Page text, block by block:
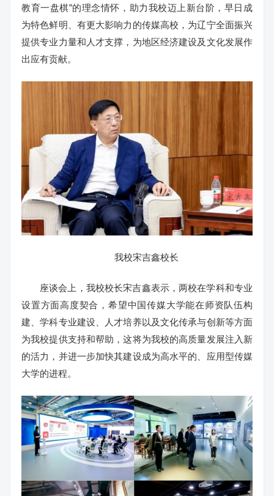
教育一盘棋”的理念情怀，助力我校迈上新台阶，早日成
为特色鲜明、有更大影响力的传媒高校，为辽宁全面振兴
提供专业力量和人才支撑，为地区经济建设及文化发展作
出应有贡献。
我校宋吉鑫校长
座谈会上，我校校长宋吉鑫表示，两校在学科和专业
设置方面高度契合，希望中国传媒大学能在师资队伍构
建、学科专业建设、人才培养以及文化传承与创新等方面
为我校提供支持和帮助，这将为我校的高质量发展注入新
的活力，并进一步加快其建设成为高水平的、应用型传媒
大学的进程。